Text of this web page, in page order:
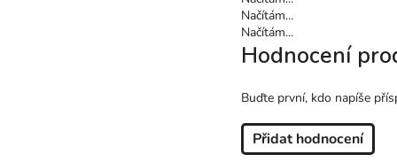
Načítám...
Načítám...
Hodnocení
Buďte první, kdo napíše
Přidat hodnocení